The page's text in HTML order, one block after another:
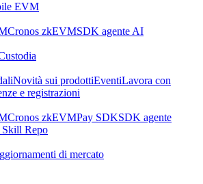
EVM
Cronos zkEVMSDK agente AI
Novità sui prodottiEventiLavora con
e registrazioni
Cronos zkEVMPay SDKSDK agente
Skill Repo
di mercato